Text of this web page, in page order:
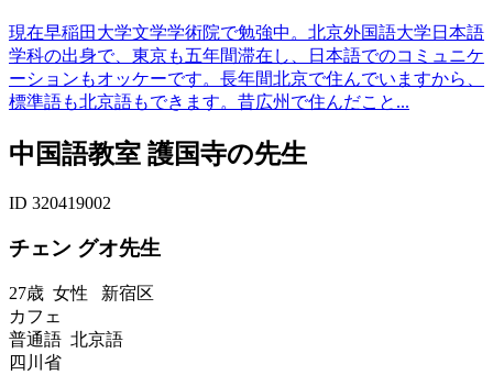
現在早稲田大学文学学術院で勉強中。北京外国語大学日本語
学科の出身で、東京も五年間滞在し、日本語でのコミュニケ
ーションもオッケーです。長年間北京で住んでいますから、
標準語も北京語もできます。昔広州で住んだこと...
中国語教室 護国寺の先生
ID 320419002
チェン グオ先生
27歳 女性 新宿区
カフェ
普通語 北京語
四川省